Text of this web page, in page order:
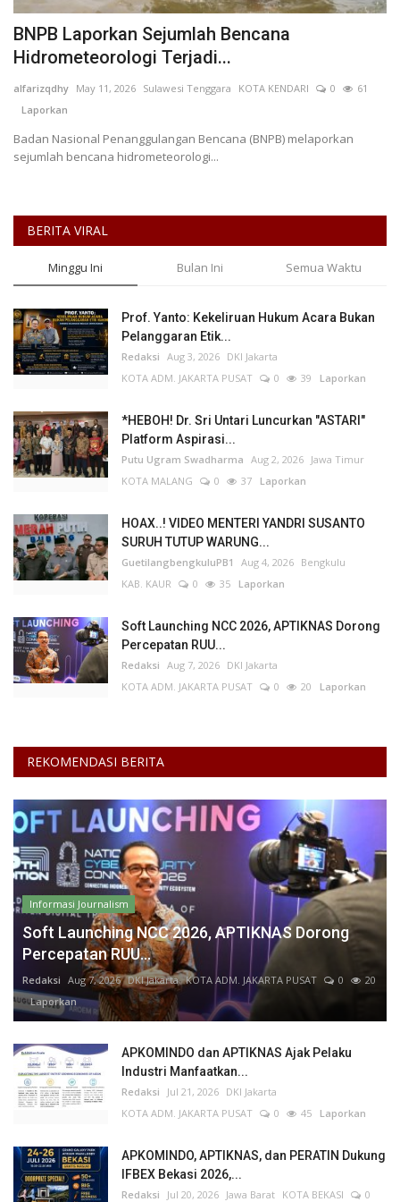
Keamanan
UMKM & Ekonomi Kreatif
Pekerja Migran Indonesia
Ekonomi
Pendidikan
Informasi Journalism
Kesehatan
Perempuan/Anak
BNPB Laporkan Sejumlah Bencana
Hidrometeorologi Terjadi...
alfarizqdhy May 11, 2026 Sulawesi Tenggara KOTA KENDARI 0
61
Laporkan
Badan Nasional Penanggulangan Bencana (BNPB) melaporkan
sejumlah bencana hidrometeorologi...
BERITA VIRAL
Minggu Ini Bulan Ini Semua Waktu
Prof. Yanto: Kekeliruan Hukum Acara Bukan
Pelanggaran Etik...
Redaksi Aug 3, 2026 DKI Jakarta
KOTA ADM. JAKARTA PUSAT
0 39 Laporkan
*HEBOH! Dr. Sri Untari Luncurkan "ASTARI"
Platform Aspirasi...
Putu Ugram Swadharma Aug 2, 2026 Jawa Timur
KOTA MALANG
0 37 Laporkan
HOAX..! VIDEO MENTERI YANDRI SUSANTO
SURUH TUTUP WARUNG...
GuetilangbengkuluPB1 Aug 4, 2026 Bengkulu
KAB. KAUR
0 35 Laporkan
Soft Launching NCC 2026, APTIKNAS Dorong
Percepatan RUU...
Redaksi Aug 7, 2026 DKI Jakarta
KOTA ADM. JAKARTA PUSAT
0 20 Laporkan
REKOMENDASI BERITA
Informasi Journalism
Soft Launching NCC 2026, APTIKNAS Dorong
Percepatan RUU...
Redaksi Aug 7, 2026 DKI Jakarta KOTA ADM. JAKARTA PUSAT 0
20
Laporkan
APKOMINDO dan APTIKNAS Ajak Pelaku
Industri Manfaatkan...
Redaksi Jul 21, 2026 DKI Jakarta
KOTA ADM. JAKARTA PUSAT
0 45 Laporkan
APKOMINDO, APTIKNAS, dan PERATIN Dukung
IFBEX Bekasi 2026,...
Redaksi Jul 20, 2026 Jawa Barat KOTA BEKASI 0